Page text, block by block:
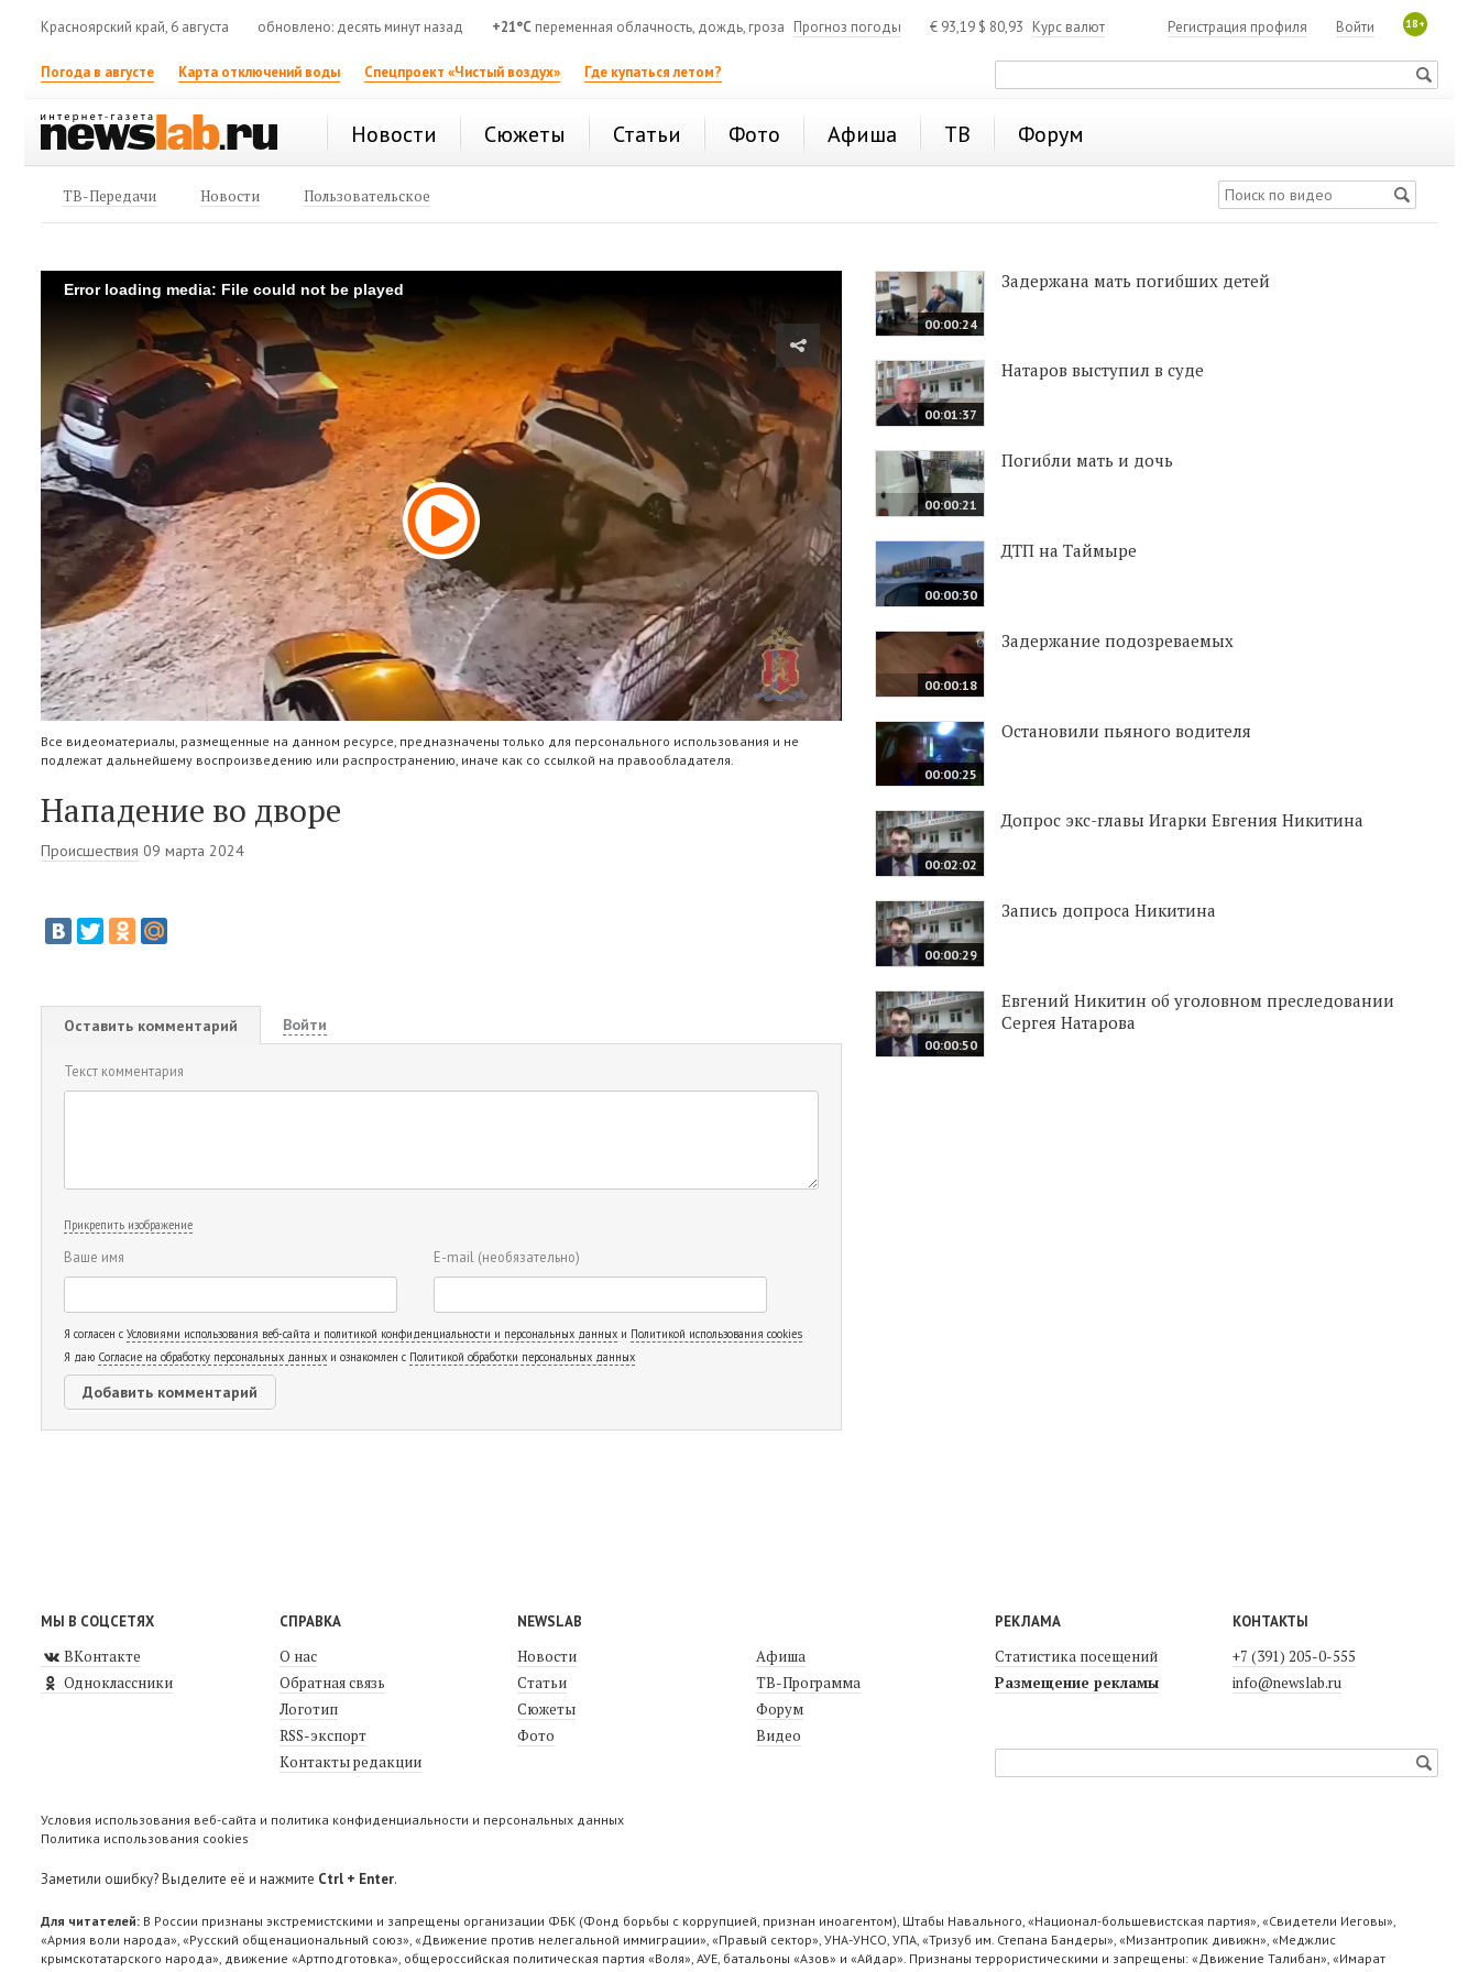
Красноярский край, 6 августа обновлено: десять минут назад +21°C переменная облачность, дождь, гроза Прогноз погоды € 93,19 $ 80,93 Курс валют 18+
Войти
Регистрация профиля
Погода в августе Карта отключений воды Спецпроект «Чистый воздух» Где купаться летом?
Новости Сюжеты Статьи Фото Афиша ТВ Форум
ТВ-Передачи Новости Пользовательское
Error loading media: File could not be played
Все видеоматериалы, размещенные на данном ресурсе, предназначены только для персонального использования и не
подлежат дальнейшему воспроизведению или распространению, иначе как со ссылкой на правообладателя.
Нападение во дворе
Происшествия 09 марта 2024
Оставить комментарий Войти
Текст комментария
Прикрепить изображение
Ваше имя E-mail (необязательно)
Я согласен с Условиями использования веб-сайта и политикой конфиденциальности и персональных данных и Политикой использования cookies
Я даю Согласие на обработку персональных данных и ознакомлен с Политикой обработки персональных данных
00:00:24
Задержана мать погибших детей
00:01:37
Натаров выступил в суде
00:00:21
Погибли мать и дочь
00:00:30
ДТП на Таймыре
00:00:18
Задержание подозреваемых
00:00:25
Остановили пьяного водителя
00:02:02
Допрос экс-главы Игарки Евгения Никитина
00:00:29
Запись допроса Никитина
00:00:50
Евгений Никитин об уголовном преследовании
Сергея Натарова
МЫ В СОЦСЕТЯХ
ВКонтакте
Одноклассники
СПРАВКА
О нас
Обратная связь
Логотип
RSS-экспорт
Контакты редакции
NEWSLAB
Новости
Статьи
Сюжеты
Фото
Афиша
ТВ-Программа
Форум
Видео
РЕКЛАМА
Статистика посещений
Размещение рекламы
КОНТАКТЫ
+7 (391) 205-0-555
info@newslab.ru
Условия использования веб-сайта и политика конфиденциальности и персональных данных
Политика использования cookies
Заметили ошибку? Выделите её и нажмите Ctrl + Enter.
Для читателей: В России признаны экстремистскими и запрещены организации ФБК (Фонд борьбы с коррупцией, признан иноагентом), Штабы Навального, «Национал-большевистская партия», «Свидетели Иеговы»,
«Армия воли народа», «Русский общенациональный союз», «Движение против нелегальной иммиграции», «Правый сектор», УНА-УНСО, УПА, «Тризуб им. Степана Бандеры», «Мизантропик дивижн», «Меджлис
крымскотатарского народа», движение «Артподготовка», общероссийская политическая партия «Воля», АУЕ, батальоны «Азов» и «Айдар». Признаны террористическими и запрещены: «Движение Талибан», «Имарат